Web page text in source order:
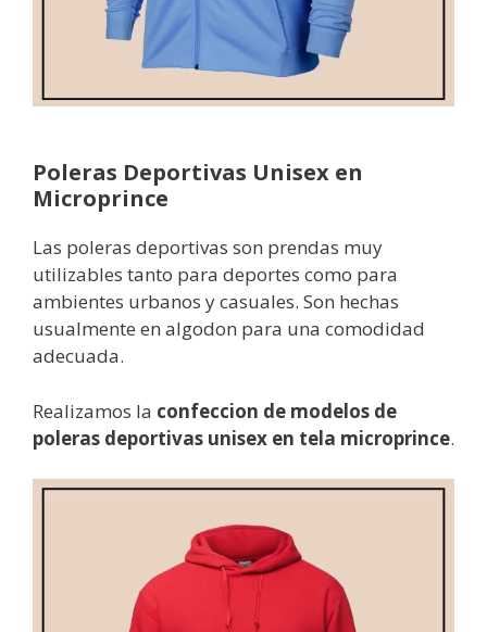
Poleras Deportivas Unisex en
Microprince
Las poleras deportivas son prendas muy
utilizables tanto para deportes como para
ambientes urbanos y casuales. Son hechas
usualmente en algodon para una comodidad
adecuada.
Realizamos la confeccion de modelos de
poleras deportivas unisex en tela microprince.